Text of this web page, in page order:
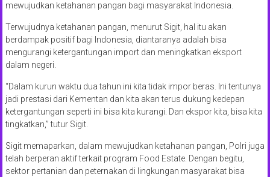
mewujudkan ketahanan pangan bagi masyarakat Indonesia.
Terwujudnya ketahanan pangan, menurut Sigit, hal itu akan
berdampak positif bagi Indonesia, diantaranya adalah bisa
mengurangi ketergantungan import dan meningkatkan eksport
dalam negeri.
“Dalam kurun waktu dua tahun ini kita tidak impor beras. Ini tentunya
jadi prestasi dari Kementan dan kita akan terus dukung kedepan
ketergantungan seperti ini bisa kita kurangi. Dan ekspor kita, bisa kita
tingkatkan,” tutur Sigit.
Sigit memaparkan, dalam mewujudkan ketahanan pangan, Polri juga
telah berperan aktif terkait program Food Estate. Dengan begitu,
sektor pertanian dan peternakan di lingkungan masyarakat bisa